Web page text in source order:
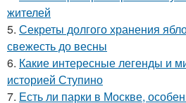
жителей
5. Секреты долгого хранения
свежесть до весны
6. Какие интересные легенды и
историей Ступино
7. Есть ли парки в Москве,